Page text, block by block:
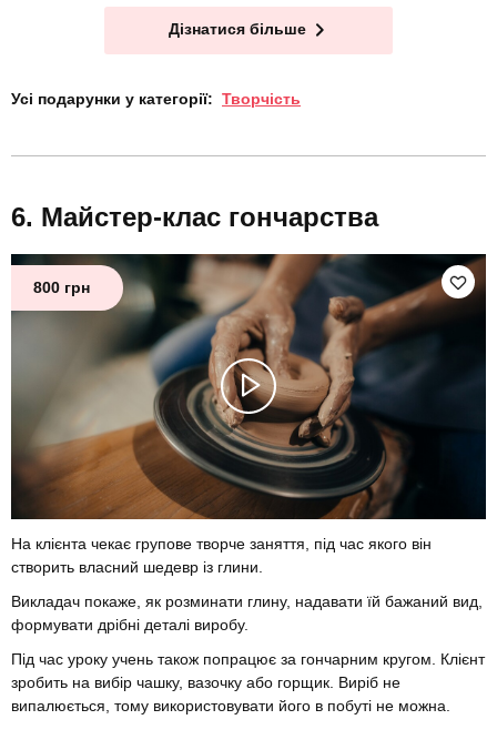
Дізнатися більше
Усі подарунки у категорії: Творчість
Майстер-клас гончарства
800 грн
На клієнта чекає групове творче заняття, під час якого він
створить власний шедевр із глини.
Викладач покаже, як розминати глину, надавати їй бажаний вид,
формувати дрібні деталі виробу.
Під час уроку учень також попрацює за гончарним кругом. Клієнт
зробить на вибір чашку, вазочку або горщик. Виріб не
випалюється, тому використовувати його в побуті не можна.